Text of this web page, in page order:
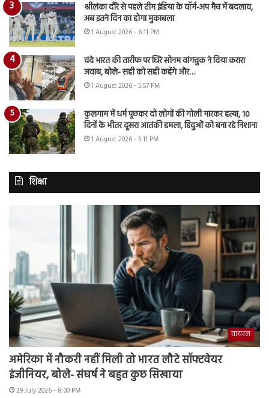
श्रीलंका दौरे से पहले टीम इंडिया के वॉर्म-अप मैच में बदलाव,
अब इतने दिन का होगा मुकाबला
1 August 2026 - 6:11 PM
वंदे भारत की तारीफ पर घिरे सोनम वांगचुक ने दिया करारा
जवाब, बोले- सही को सही कहेंगे और…
1 August 2026 - 5:57 PM
कुलगाम में धर्म पूछकर दो लोगों की गोली मारकर हत्या, 10
दिनों के भीतर दूसरा आतंकी हमला, हिंदुओं को बना रहे निशाना
1 August 2026 - 5:11 PM
शिक्षा
वायरल
अमेरिका में नौकरी नहीं मिली तो भारत लौटे सॉफ्टवेयर
इंजीनियर, बोले- संघर्ष ने बहुत कुछ सिखाया
29 July 2026 - 8:00 PM